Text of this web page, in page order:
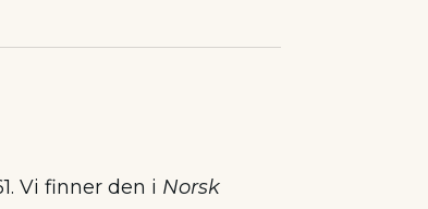
Vi finner den i Norsk